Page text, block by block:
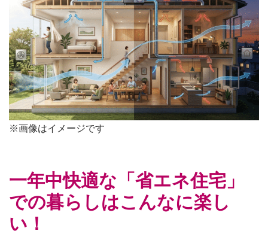
※画像はイメージです
一年中快適な「省エネ住宅」
での暮らしはこんなに楽し
い！